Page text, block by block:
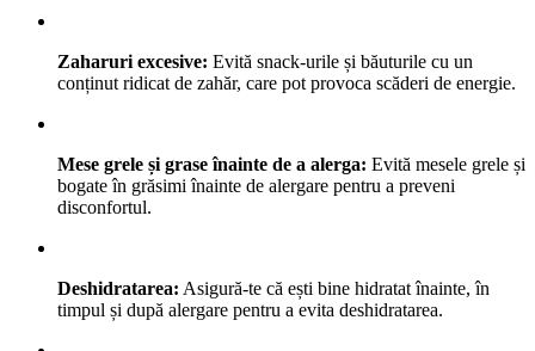
Zaharuri excesive: Evită snack-urile și băuturile cu un
conținut ridicat de zahăr, care pot provoca scăderi de energie.
Mese grele și grase înainte de a alerga: Evită mesele grele și
bogate în grăsimi înainte de alergare pentru a preveni
disconfortul.
Deshidratarea: Asigură-te că ești bine hidratat înainte, în
timpul și după alergare pentru a evita deshidratarea.